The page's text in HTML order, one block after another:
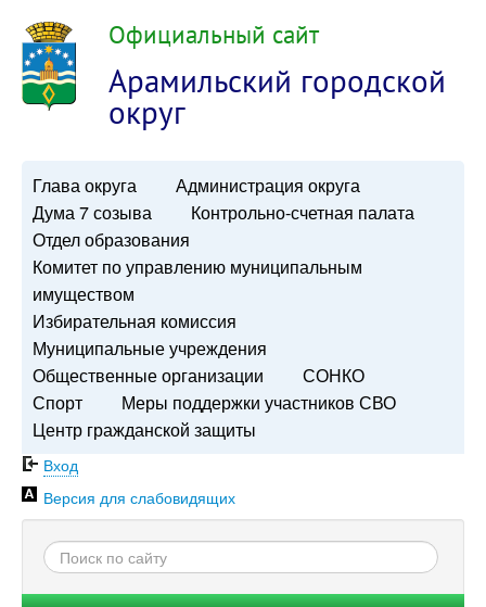
Официальный сайт
Арамильский городской
округ
Глава округа
Администрация округа
Дума 7 созыва
Контрольно-счетная палата
Отдел образования
Комитет по управлению муниципальным
имуществом
Избирательная комиссия
Муниципальные учреждения
Общественные организации
СОНКО
Спорт
Меры поддержки участников СВО
Центр гражданской защиты
Вход
Версия для слабовидящих